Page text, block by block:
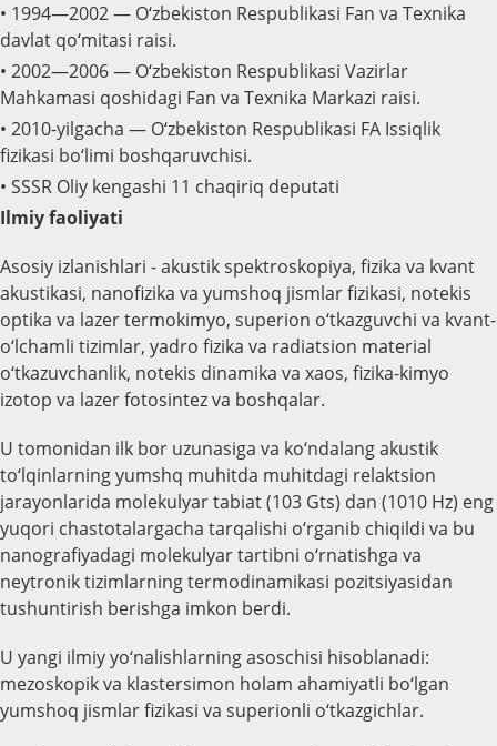
• 1994—2002 — O‘zbekiston Respublikasi Fan va Texnika
davlat qo‘mitasi raisi.
• 2002—2006 — O‘zbekiston Respublikasi Vazirlar
Mahkamasi qoshidagi Fan va Texnika Markazi raisi.
• 2010-yilgacha — O‘zbekiston Respublikasi FA Issiqlik
fizikasi bo‘limi boshqaruvchisi.
• SSSR Oliy kengashi 11 chaqiriq deputati
Ilmiy faoliyati
Asosiy izlanishlari - akustik spektroskopiya, fizika va kvant
akustikasi, nanofizika va yumshoq jismlar fizikasi, notekis
optika va lazer termokimyo, superion o‘tkazguvchi va kvant-
o‘lchamli tizimlar, yadro fizika va radiatsion material
o‘tkazuvchanlik, notekis dinamika va xaos, fizika-kimyo
izotop va lazer fotosintez va boshqalar.
U tomonidan ilk bor uzunasiga va ko‘ndalang akustik
to‘lqinlarning yumshq muhitda muhitdagi relaktsion
jarayonlarida molekulyar tabiat (103 Gts) dan (1010 Hz) eng
yuqori chastotalargacha tarqalishi o‘rganib chiqildi va bu
nanografiyadagi molekulyar tartibni o‘rnatishga va
neytronik tizimlarning termodinamikasi pozitsiyasidan
tushuntirish berishga imkon berdi.
U yangi ilmiy yo‘nalishlarning asoschisi hisoblanadi:
mezoskopik va klastersimon holam ahamiyatli bo‘lgan
yumshoq jismlar fizikasi va superionli o‘tkazgichlar.